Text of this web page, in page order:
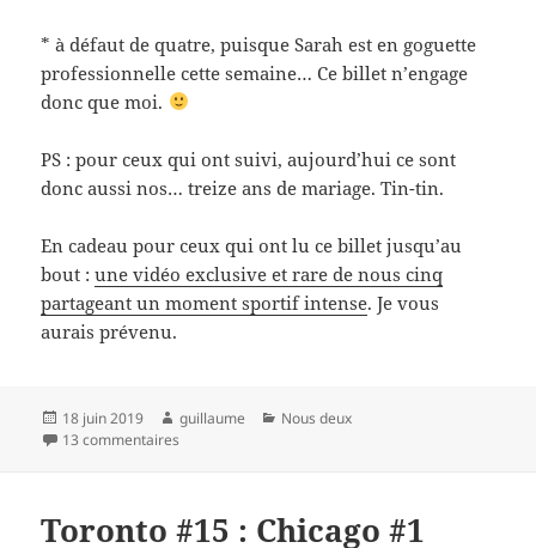
* à défaut de quatre, puisque Sarah est en goguette
professionnelle cette semaine… Ce billet n’engage
donc que moi.
PS : pour ceux qui ont suivi, aujourd’hui ce sont
donc aussi nos… treize ans de mariage. Tin-tin.
En cadeau pour ceux qui ont lu ce billet jusqu’au
bout :une vidéo exclusive et rare de nous cinq
partageant un moment sportif intense. Je vous
aurais prévenu.
Publié
le
18 juin 2019 Auteur
guillaume Catégories
Nous deux
13 commentaires
Toronto #15 : Chicago #1